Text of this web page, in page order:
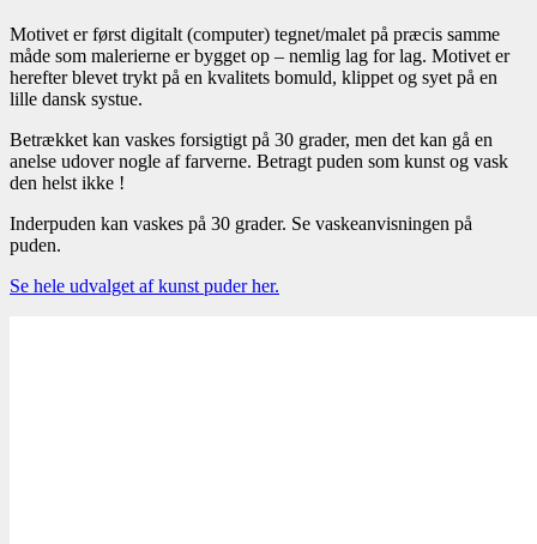
Motivet er først digitalt (computer) tegnet/malet på præcis samme
måde som malerierne er bygget op – nemlig lag for lag. Motivet er
herefter blevet trykt på en kvalitets bomuld, klippet og syet på en
lille dansk systue.
Betrækket kan vaskes forsigtigt på 30 grader, men det kan gå en
anelse udover nogle af farverne. Betragt puden som kunst og vask
den helst ikke !
Inderpuden kan vaskes på 30 grader. Se vaskeanvisningen på
puden.
Se hele udvalget af kunst puder her.